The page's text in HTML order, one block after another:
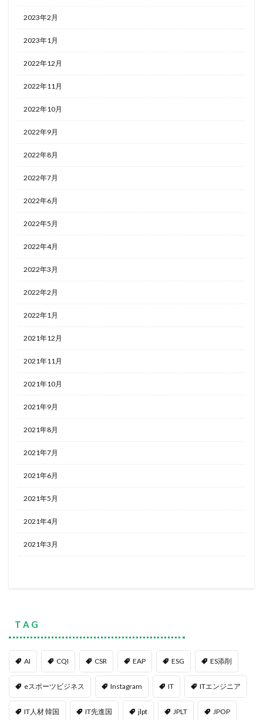
2023年2月
2023年1月
2022年12月
2022年11月
2022年10月
2022年9月
2022年8月
2022年7月
2022年6月
2022年5月
2022年4月
2022年3月
2022年2月
2022年1月
2021年12月
2021年11月
2021年10月
2021年9月
2021年8月
2021年7月
2021年6月
2021年5月
2021年4月
2021年3月
T A G
AI CQI CSR EAP ESG ES添削
eスポーツビジネス Instagram IT ITエンジニア
IT人材 韓国 IT先進国 jlpt JPLT JPOP